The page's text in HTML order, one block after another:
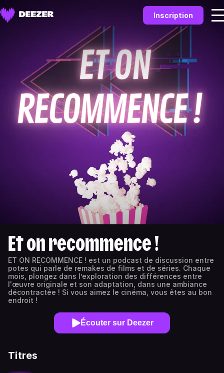
Inscription
Et on recommence !
ET ON RECOMMENCE ! est un podcast de discussion entre
potes qui parle de remakes de films et de séries. Chaque
mois, plongez dans l’exploration des différences entre
l'œuvre originale et son adaptation, dans une ambiance
décontractée ! Si vous aimez le cinéma, vous êtes au bon
endroit !
Écouter sur Deezer
Titres